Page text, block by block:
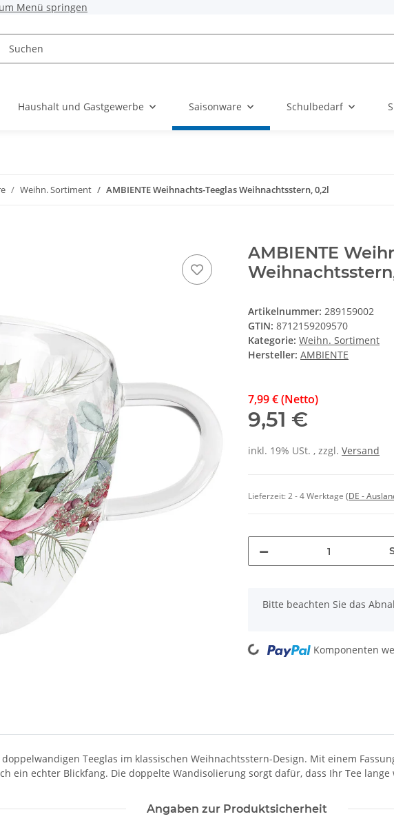
Menü springen
Haushalt und Gastgewerbe Saisonware Schulbedarf
Weihn. Sortiment AMBIENTE Weihnachts-Teeglas Weihnachtsstern, 0,2l
AMBIENTE
Artikelnummer: 289159002
GTIN: 8712159209570
Kategorie: Weihn. Sortiment
Hersteller: AMBIENTE
7,99 € (Netto)
9,51 €
inkl. 19% USt. , zzgl. Versand
Lieferzeit:2 - 4 Werktage (DE -
x
Bitte beachten Sie das
Loading... Komponenten
Teeglas im klassischen Weihnachtsstern-Design. Mit einem
ein echter Blickfang. Die doppelte Wandisolierung sorgt dafür, dass Ihr Tee
Angaben zur Produktsicherheit